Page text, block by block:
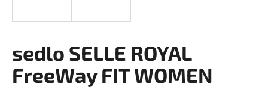
sedlo SELLE ROYAL
FreeWay FIT WOMEN
s
ť
?